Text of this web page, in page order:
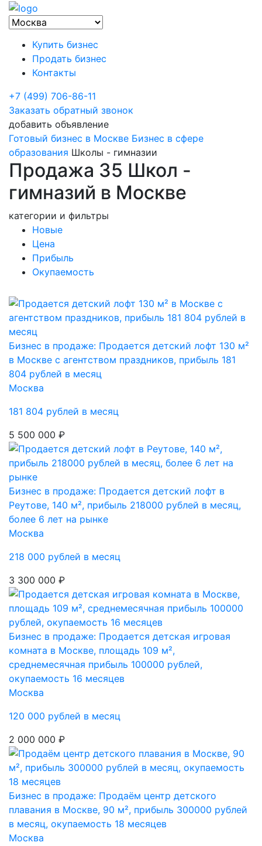
Купить бизнес
Продать бизнес
Контакты
+7 (499) 706-86-11
Заказать обратный звонок
добавить объявление
Готовый бизнес в Москве Бизнес в сфере
образования Школы - гимназии
Продажа 35 Школ -
гимназий в Москве
категории и фильтры
Новые
Цена
Прибыль
Окупаемость
Бизнес в продаже: Продается детский лофт 130 м²
в Москве с агентством праздников, прибыль 181
804 рублей в месяц
Москва
181 804 рублей в месяц
5 500 000 ₽
Бизнес в продаже: Продается детский лофт в
Реутове, 140 м², прибыль 218000 рублей в месяц,
более 6 лет на рынке
Москва
218 000 рублей в месяц
3 300 000 ₽
Бизнес в продаже: Продается детская игровая
комната в Москве, площадь 109 м²,
среднемесячная прибыль 100000 рублей,
окупаемость 16 месяцев
Москва
120 000 рублей в месяц
2 000 000 ₽
Бизнес в продаже: Продаём центр детского
плавания в Москве, 90 м², прибыль 300000 рублей
в месяц, окупаемость 18 месяцев
Москва